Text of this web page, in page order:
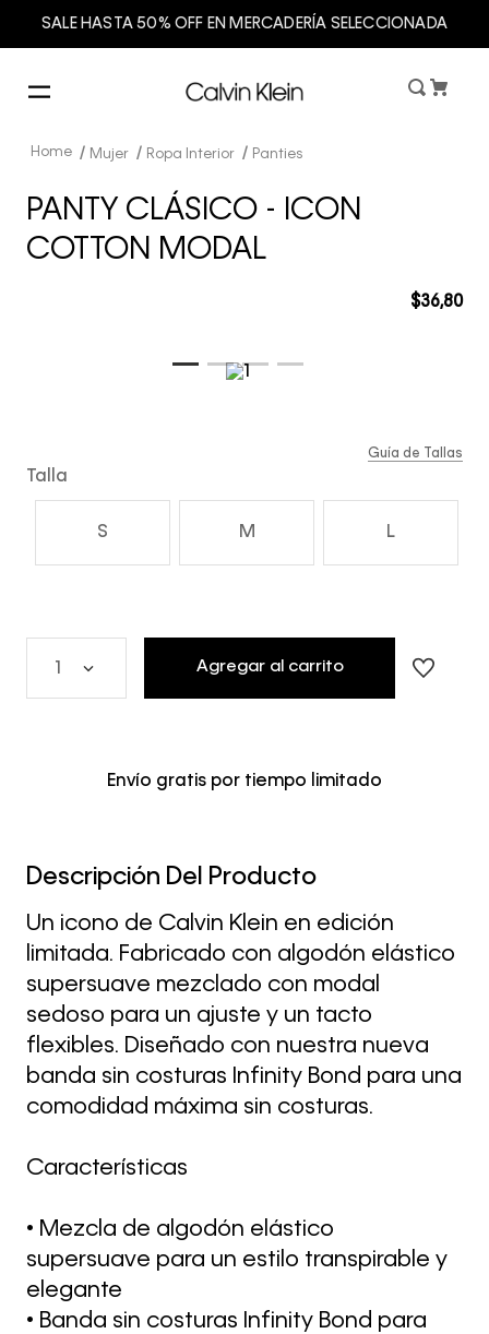
SALE HASTA 50% OFF EN MERCADERÍA SELECCIONADA
Mujer Ropa Interior Panties
PANTY CLÁSICO - ICON
COTTON MODAL
$36,80
Talla
S M L
Guía de Tallas
Agregar al carrito
Envío gratis por tiempo limitado
Descripción Del Producto
Un icono de Calvin Klein en edición
limitada. Fabricado con algodón elástico
supersuave mezclado con modal
sedoso para un ajuste y un tacto
flexibles. Diseñado con nuestra nueva
banda sin costuras Infinity Bond para una
comodidad máxima sin costuras.
Características
• Mezcla de algodón elástico
supersuave para un estilo transpirable y
elegante
• Banda sin costuras Infinity Bond para